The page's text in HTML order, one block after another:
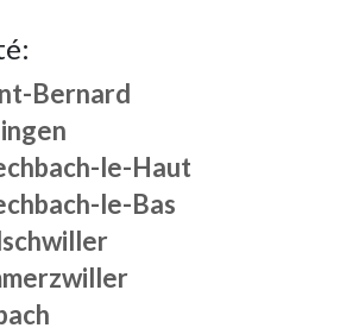
Bernard
le-Haut
le-Bas